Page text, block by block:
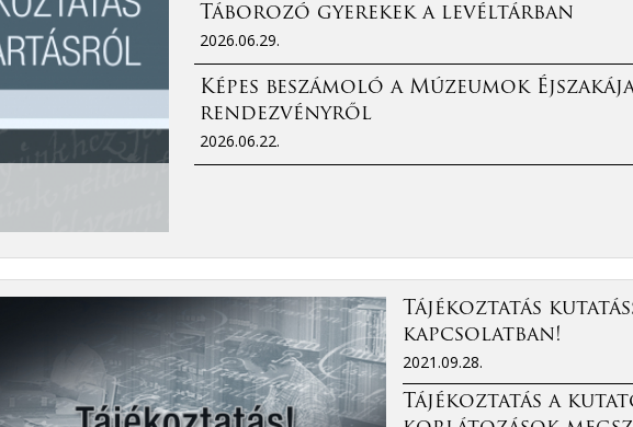
Táborozó gyerekek a levéltárban
2026.06.29.
Képes beszámoló a Múzeumok
rendezvényről
2026.06.22.
Tájékoztatás
kapcsolatban!
2021.09.28.
Tájékoztatás a